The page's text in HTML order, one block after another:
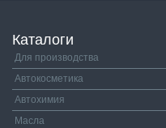
Каталоги
Для производства
Автокосметика
Автохимия
Масла